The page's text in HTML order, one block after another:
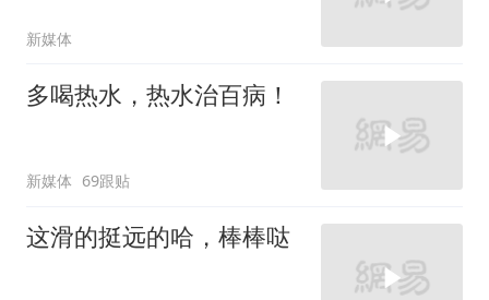
新媒体
多喝热水，热水治百病！
新媒体 69跟贴
这滑的挺远的哈，棒棒哒